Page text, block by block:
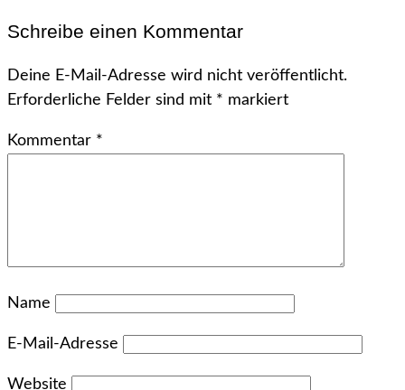
Schreibe einen Kommentar
Deine E-Mail-Adresse wird nicht veröffentlicht.
Erforderliche Felder sind mit * markiert
Kommentar *
Name
E-Mail-Adresse
Website